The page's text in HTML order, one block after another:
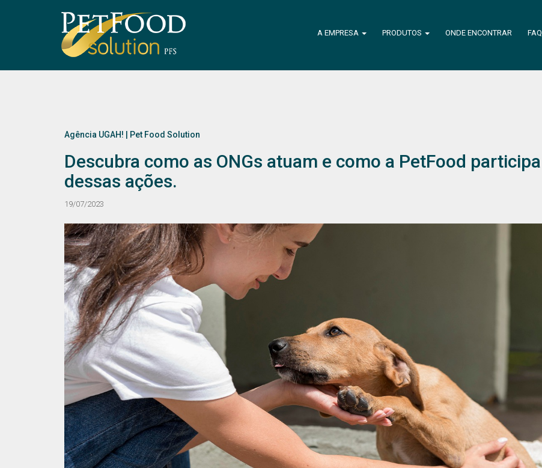
A EMPRESA PRODUTOS ONDE ENCONTRAR FAQ
Agência UGAH! | Pet Food Solution
Descubra como as ONGs atuam e como a PetFood participa
dessas ações.
19/07/2023